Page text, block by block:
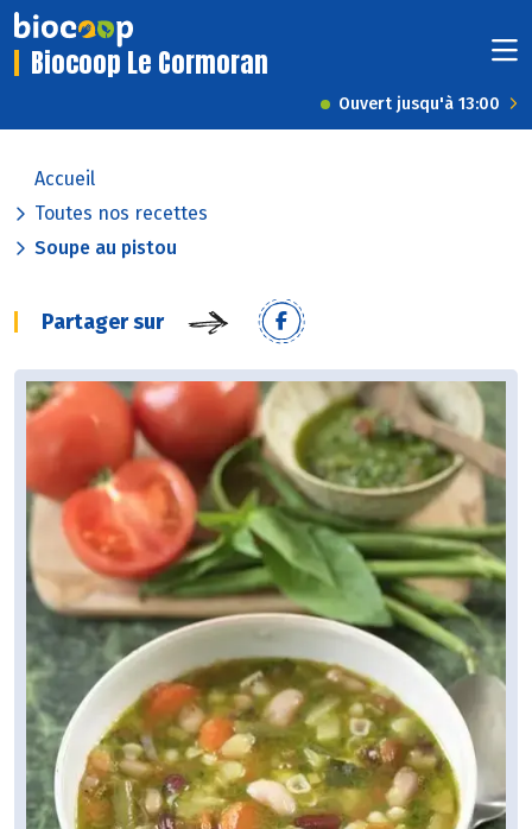
Biocoop Le Cormoran
Ouvert jusqu'à 13:00
Accueil
Toutes nos recettes
Soupe au pistou
Partager sur